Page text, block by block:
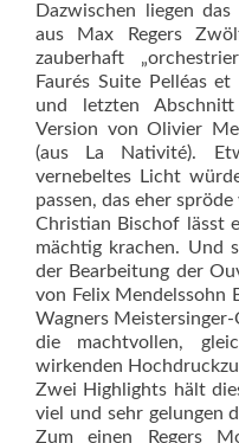
Dazwischen liegen
aus Max Regers
zauberhaft
Faurés Suite Pelléas
und letzten
Version von Olivier
(aus La Nativité).
vernebeltes Licht
passen, das eher
Christian Bischof lässt
mächtig krachen. Und
der Bearbeitung der
von Felix Mendelssohn
Wagners
die machtvollen,
wirkenden
Zwei Highlights hält
viel und sehr gelungen
Zum einen Regers